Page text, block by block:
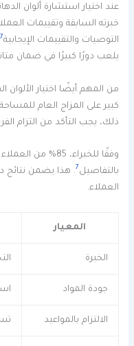
عند اختيار استشارة ألوان
التوصيات والتقييمات الإيجابية7
يلعب دورًا كبيرًا في ضمان
من المهم أيضًا اختيار الألوان
كبير على المزاج العام
ذلك، يجب التأكد من التزام
وفقًا للخبراء،
بالتفاصيل7. هذا يضمن نتائج
العملاء.
المعيار
الخبرة
جودة المواد
الالتزام بالمواعيد